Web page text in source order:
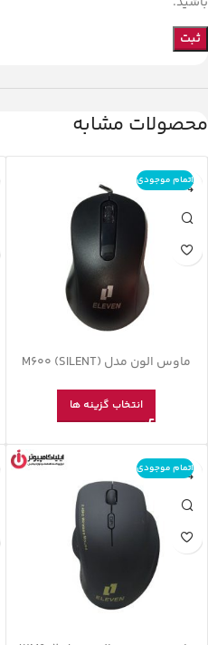
محصولات مشابه
اتمام موجودی
ماوس الون مدل M600 (SILENT)
انتخاب گزینه ها
اتمام موجودی